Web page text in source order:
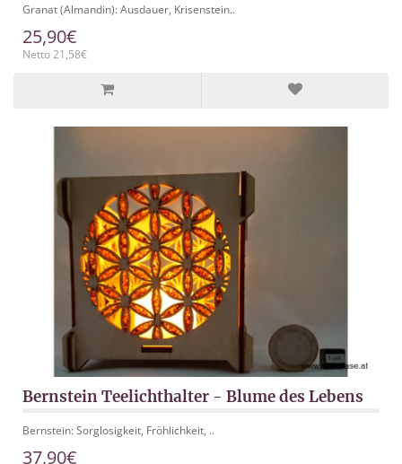
Granat (Almandin): Ausdauer, Krisenstein..
25,90€
Netto 21,58€
Bernstein Teelichthalter - Blume des Lebens
Bernstein: Sorglosigkeit, Fröhlichkeit, ..
37,90€